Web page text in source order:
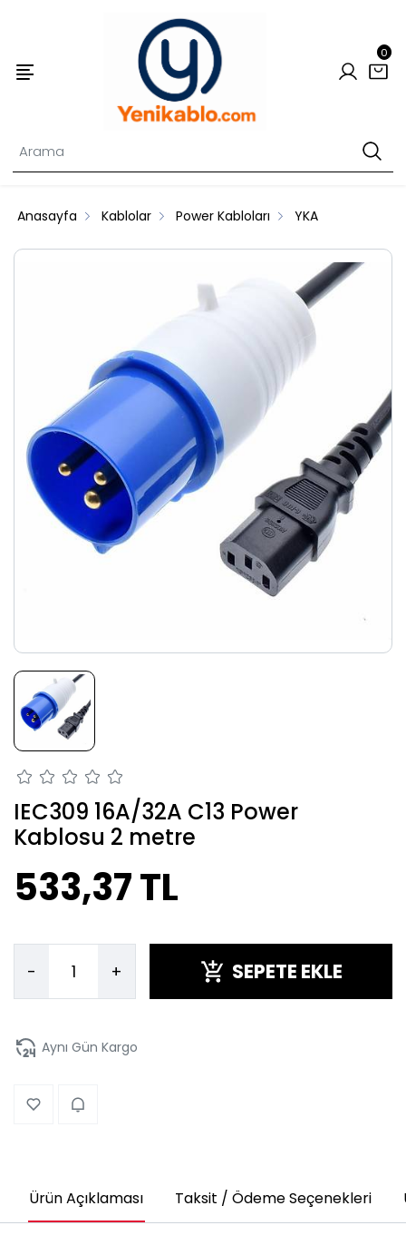
0
Anasayfa Kablolar Power Kabloları YKA
IEC309 16A/32A C13 Power
Kablosu 2 metre
533,37 TL
- + SEPETE EKLE
Aynı Gün Kargo
Ürün Açıklaması Taksit / Ödeme Seçenekleri